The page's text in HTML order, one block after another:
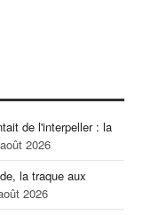
de l'interpeller : la
2026
la traque aux
2026